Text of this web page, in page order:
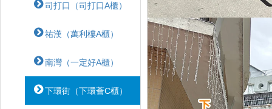
司打口（司打口A櫃）
祐漢（萬利樓A櫃）
南灣（一定好A櫃）
下環街（下環薈C櫃）